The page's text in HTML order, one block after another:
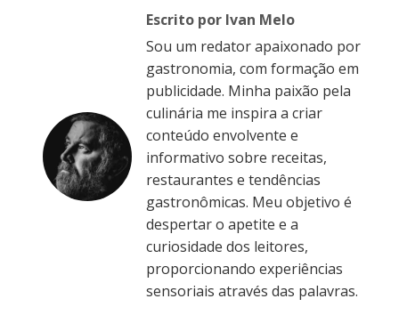
Escrito por Ivan Melo
Sou um redator apaixonado por
gastronomia, com formação em
publicidade. Minha paixão pela
culinária me inspira a criar
conteúdo envolvente e
informativo sobre receitas,
restaurantes e tendências
gastronômicas. Meu objetivo é
despertar o apetite e a
curiosidade dos leitores,
proporcionando experiências
sensoriais através das palavras.